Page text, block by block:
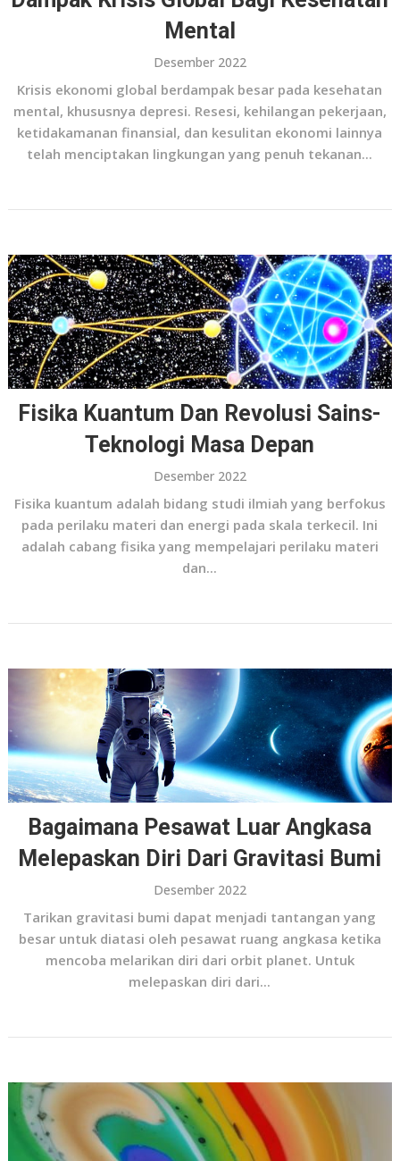
Mental
Desember 2022
Krisis ekonomi global berdampak besar pada kesehatan
mental, khususnya depresi. Resesi, kehilangan pekerjaan,
ketidakamanan finansial, dan kesulitan ekonomi lainnya
telah menciptakan lingkungan yang penuh tekanan...
Fisika Kuantum Dan Revolusi Sains-
Teknologi Masa Depan
Desember 2022
Fisika kuantum adalah bidang studi ilmiah yang berfokus
pada perilaku materi dan energi pada skala terkecil. Ini
adalah cabang fisika yang mempelajari perilaku materi
dan...
Bagaimana Pesawat Luar Angkasa
Melepaskan Diri Dari Gravitasi Bumi
Desember 2022
Tarikan gravitasi bumi dapat menjadi tantangan yang
besar untuk diatasi oleh pesawat ruang angkasa ketika
mencoba melarikan diri dari orbit planet. Untuk
melepaskan diri dari...